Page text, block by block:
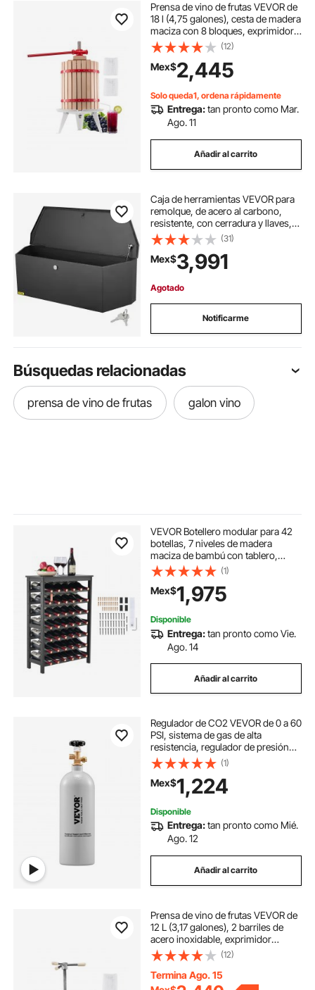
Prensa de vino de frutas VEVOR de
18 l (4,75 galones), cesta de madera
maciza con 8 bloques, exprimidor
manual resistente, prensa para
sidra, tintura de manzana y uva,
miel, aceite de oliva, con asa para
cocina y hogar.
(12)
Mex$2,445
Solo queda1, ordena rápidamente
Entrega:tan pronto como Mar.
Ago. 11
Añadir al carrito
Caja de herramientas VEVOR para
remolque, de acero al carbono,
resistente, con cerradura y llaves,
para camioneta, remolque de
autocaravana, 91 x 30 x 30 cm
(31)
Mex$3,991
Agotado
Notificarme
Búsquedas relacionadas
prensa de vino de frutas galon vino
VEVOR Botellero modular para 42
botellas, 7 niveles de madera
maciza de bambú con tablero,
estante de exhibición
independiente para vinos, estantes
antivibración para cocina, bar y
bodega (negro)
(1)
Mex$1,975
Disponible
Entrega:tan pronto como Vie.
Ago. 14
Añadir al carrito
Regulador de CO2 VEVOR de 0 a 60
PSI, sistema de gas de alta
resistencia, regulador de presión
ajustable para cerveza de barril,
válvula de retención para
elaboración casera de cerveza de
barril (tanque de CO2 de 5 lb)
(1)
Mex$1,224
Disponible
Entrega:tan pronto como Mié.
Ago. 12
Añadir al carrito
Prensa de vino de frutas VEVOR de
12 L (3,17 galones), 2 barriles de
acero inoxidable, exprimidor
manual, para sidra, manzana, uva,
tintura, miel, aceite de oliva, con
mango triangular para cocina al aire
libre y hogar.
(12)
Termina Ago. 15